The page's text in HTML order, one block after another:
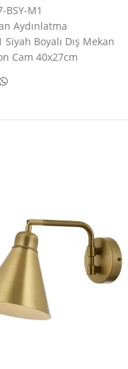
BSY-M1
Aydınlatma
Boyalı Dış Mekan
Cam 40x27cm